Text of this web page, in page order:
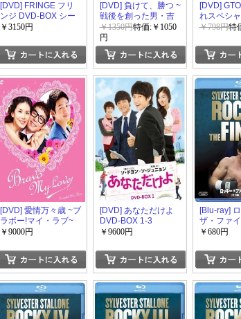
[DVD] FRINGE フリ
ンジ DVD-BOX シー
ズン1
￥3150円
[DVD] 負けて、勝つ ~
戦後を創った男・吉
田茂~
￥1350円特価:￥1050
円
[DVD]
れスペシ
DVD」
￥798円特
[DVD] 愛情万々歳 ~ブ
ラボー!マイ・ラブ~
DVD-BOX
￥9000円
[DVD] あなただけよ
DVD-BOX 1-3
￥9600円
[Blu-ray]
ザ・ファ
￥680円